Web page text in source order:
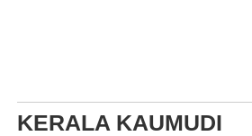
KERALA KAUMUDI